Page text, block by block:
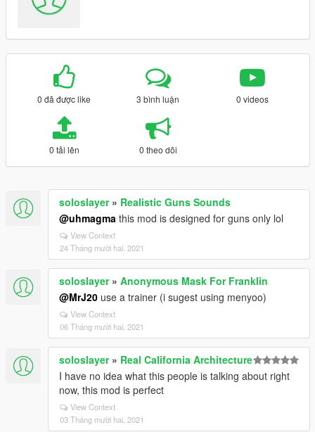
0 đã được like 3 bình luận 0 videos
0 tải lên 0 theo dõi
soloslayer» Realistic Guns Sounds
@uhmagma this mod is designed for guns only lol
View Context
24 Tháng mười hai, 2021
soloslayer» Anonymous Mask For Franklin
@MrJ20 use a trainer (i sugest using menyoo)
View Context
06 Tháng mười hai, 2021
soloslayer» Real California Architecture
I have no idea what this people is talking about right
now, this mod is perfect
View Context
03 Tháng mười hai, 2021